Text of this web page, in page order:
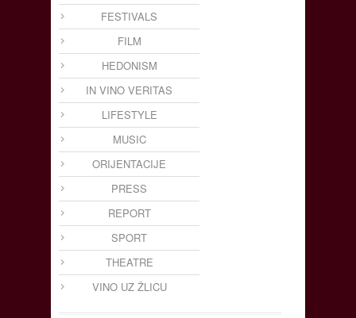
FESTIVALS
FILM
HEDONISM
IN VINO VERITAS
LIFESTYLE
MUSIC
ORIJENTACIJE
PRESS
REPORT
SPORT
THEATRE
VINO UZ ŽLICU